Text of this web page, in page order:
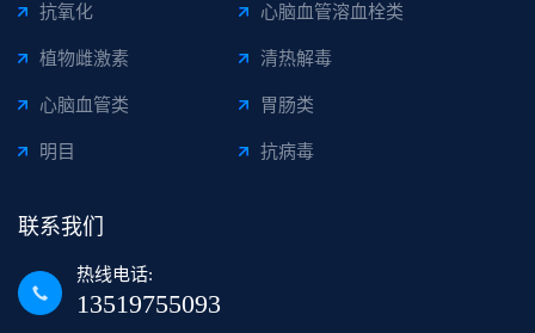
抗氧化 心脑血管溶血栓类
植物雌激素 清热解毒
心脑血管类 胃肠类
明目 抗病毒
联系我们
热线电话:
13519755093